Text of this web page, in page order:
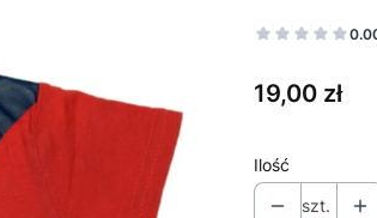
Cena
19,00 zł
Ilość
szt.